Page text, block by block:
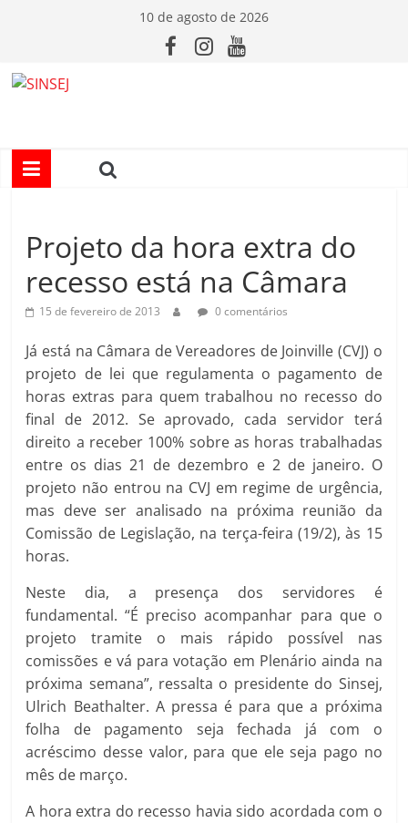
conteúdo
10 de agosto de 2026
I
S
E
Projeto da hora extra do
recesso está na Câmara
15 de fevereiro de 2013 0 comentários
Já está na Câmara de Vereadores de Joinville (CVJ) o
projeto de lei que regulamenta o pagamento de
horas extras para quem trabalhou no recesso do
final de 2012. Se aprovado, cada servidor terá
direito a receber 100% sobre as horas trabalhadas
entre os dias 21 de dezembro e 2 de janeiro. O
projeto não entrou na CVJ em regime de urgência,
mas deve ser analisado na próxima reunião da
Comissão de Legislação, na terça-feira (19/2), às 15
horas.
Neste dia, a presença dos servidores é
fundamental. “É preciso acompanhar para que o
projeto tramite o mais rápido possível nas
comissões e vá para votação em Plenário ainda na
próxima semana”, ressalta o presidente do Sinsej,
Ulrich Beathalter. A pressa é para que a próxima
folha de pagamento seja fechada já com o
acréscimo desse valor, para que ele seja pago no
mês de março.
A hora extra do recesso havia sido acordada com o